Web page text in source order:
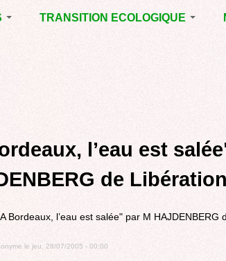
A
TRANSITION ECOLOGIQUE
LA LUTTE CONTRE
BIODIVERSITE,
ENVIRONNEMENT,
URBANISME
l’eau est
de Libération
Bordeaux, l’eau est salée" par M HAJDENBERG
le jeu, 28/07/2005 - 00:00